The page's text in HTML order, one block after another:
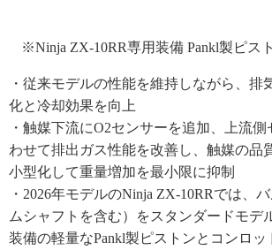
※Ninja ZX-10RR専用装備 Pankl製ピス
・従来モデルの性能を維持しながら、排
化と冷却効果を向上
・触媒下流にO2センサーを追加、上流
わせて排出ガス性能を改善し、触媒の品
小型化して重量増加を最小限に抑制
・2026年モデルのNinja ZX-10RRでは、
ムシャフトを含む）をスタンダードモデ
装備の軽量なPankl製ピストンとコンロ